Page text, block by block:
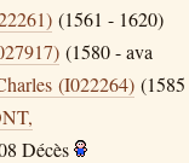
(1561 - 1620)
(1580 - ava
(I022264) (1585
Décès